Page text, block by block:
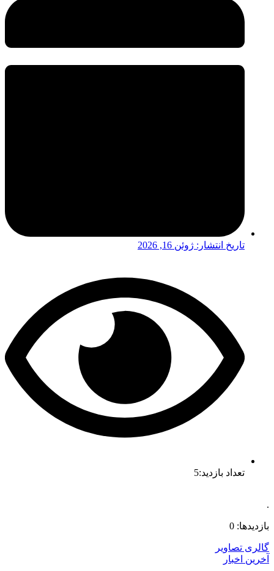
تاریخ انتشار: ژوئن 16, 2026
تعداد بازدید:5
.
بازدیدها: 0
گالری تصاویر
آخرین اخبار